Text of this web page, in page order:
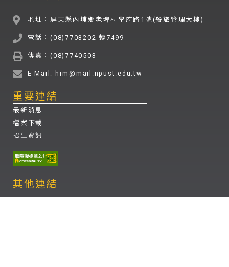
地址：屏東縣內埔鄉老埤村學府路1號(餐旅管理大樓)
電話：(08)7703202 轉7499
傳真：(08)7740503
E-Mail: hrm@mail.npust.edu.tw
重要連結
最新消息
檔案下載
招生資訊
其他連結